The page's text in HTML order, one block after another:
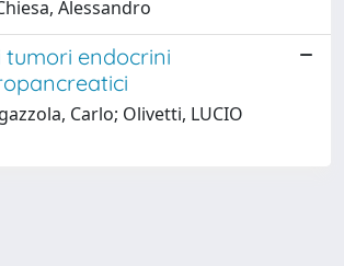
Alessandro
tumori endocrini
Carlo; Olivetti, LUCIO